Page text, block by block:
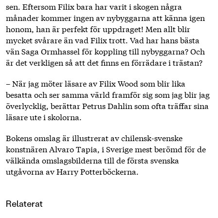
sen. Eftersom Filix bara har varit i skogen några
månader kommer ingen av nybyggarna att känna igen
honom, han är perfekt för uppdraget! Men allt blir
mycket svårare än vad Filix trott. Vad har hans bästa
vän Saga Ormhassel för koppling till nybyggarna? Och
är det verkligen så att det finns en förrädare i trästan?
– När jag möter läsare av Filix Wood som blir lika
besatta och ser samma värld framför sig som jag blir jag
överlycklig, berättar Petrus Dahlin som ofta träffar sina
läsare ute i skolorna.
Bokens omslag är illustrerat av chilensk-svenske
konstnären Alvaro Tapia, i Sverige mest berömd för de
välkända omslagsbilderna till de första svenska
utgåvorna av Harry Potterböckerna.
Relaterat